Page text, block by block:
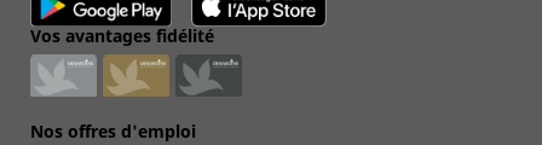
Vos avantages fidélité
Nos offres d'emploi